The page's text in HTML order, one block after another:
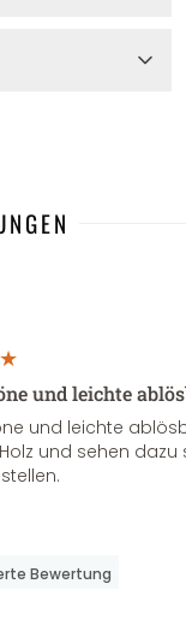
und leichte
und leichte
und sehen
Bewertung